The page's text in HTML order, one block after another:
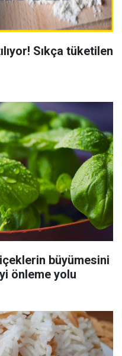
Sıkça tüketilen
büyümesini
önleme yolu